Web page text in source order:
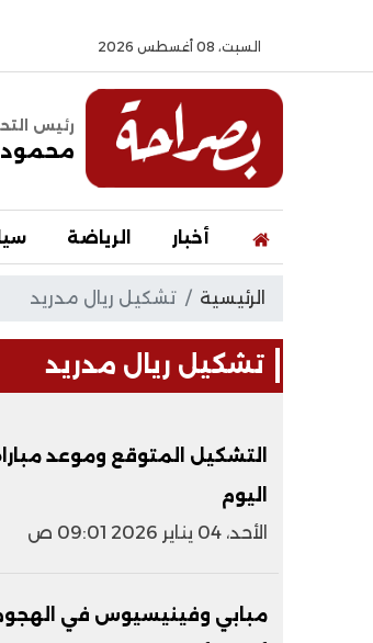
السبت، 08 أغسطس 2026
رئيس
محمود
أخبار الرياضة
الرئيسية تشكيل ريال مدريد
تشكيل ريال مدريد
التشكيل المتوقع وموعد
اليوم
الأحد، 04 يناير 2026 09:01 ص
مبابي وفينيسيوس في